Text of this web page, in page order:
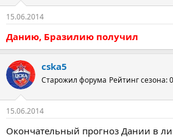
15.06.2014
Данию, Бразилию получил
cska5
Старожил форума Рейтинг сезона: 0
15.06.2014
Окончательный прогноз Дании в